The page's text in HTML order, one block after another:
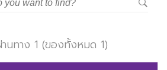
นทาง 1 (ของทั้งหมด 1)